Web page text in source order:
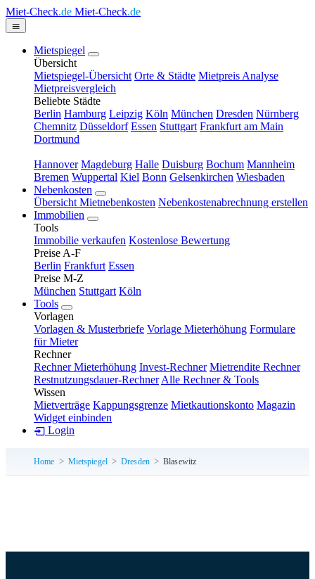
Miet-Check.de Miet-Check.de
Mietspiegel
Übersicht
Mietspiegel-Übersicht Orte & Städte Mietpreis Analyse
Mietpreisvergleich
Beliebte Städte
Berlin Hamburg Leipzig Köln München Dresden Nürnberg
Chemnitz Düsseldorf Essen Stuttgart Frankfurt am Main
Dortmund
Hannover Magdeburg Halle Duisburg Bochum Mannheim
Bremen Wuppertal Kiel Bonn Gelsenkirchen Wiesbaden
Nebenkosten
Übersicht Mietnebenkosten Nebenkostenabrechnung erstellen
Immobilien
Tools
Immobilie verkaufen Kostenlose Bewertung
Preise A-F
Berlin Frankfurt Essen
Preise M-Z
München Stuttgart Köln
Tools
Vorlagen
Vorlagen & Musterbriefe Vorlage Mieterhöhung Formulare
für Mieter
Rechner
Rechner Mieterhöhung Invest-Rechner Mietrendite Rechner
Restnutzungsdauer-Rechner Alle Rechner & Tools
Wissen
Mietverträge Kappungsgrenze Mietkautionskonto Magazin
Widget einbinden
Login
Home Mietspiegel Dresden Blasewitz